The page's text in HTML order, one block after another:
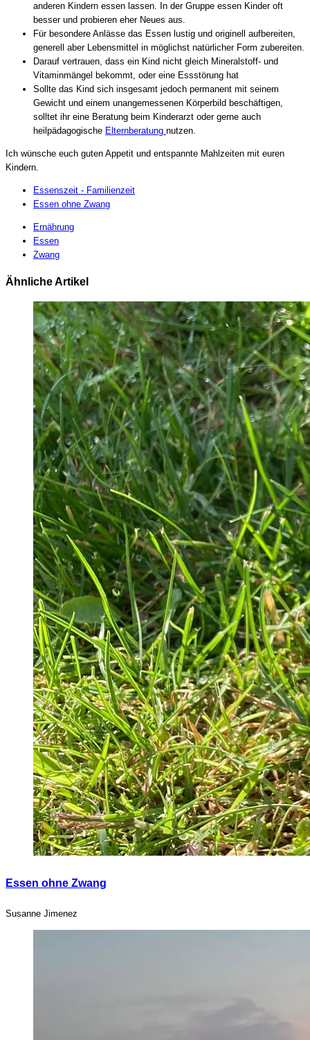
anderen Kindern essen lassen. In der Gruppe essen Kinder oft
besser und probieren eher Neues aus.
Für besondere Anlässe das Essen lustig und originell aufbereiten,
generell aber Lebensmittel in möglichst natürlicher Form zubereiten.
Darauf vertrauen, dass ein Kind nicht gleich Mineralstoff- und
Vitaminmängel bekommt, oder eine Essstörung hat
Sollte das Kind sich insgesamt jedoch permanent mit seinem
Gewicht und einem unangemessenen Körperbild beschäftigen,
solltet ihr eine Beratung beim Kinderarzt oder gerne auch
heilpädagogische Elternberatung nutzen.
Ich wünsche euch guten Appetit und entspannte Mahlzeiten mit euren
Kindern.
Essenszeit - Familienzeit
Essen ohne Zwang
Ernährung
Essen
Zwang
Ähnliche Artikel
Essen ohne Zwang
Susanne Jimenez